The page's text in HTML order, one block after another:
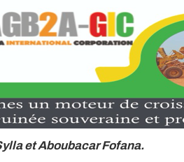
et Aboubacar Fofana.